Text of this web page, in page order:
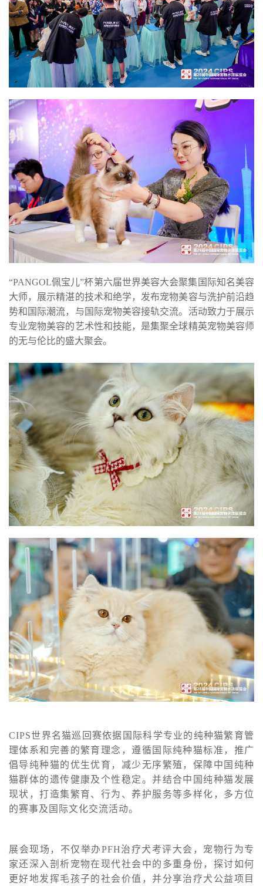
“PANGOL佩宝儿”杯第六届世界美容大会聚集国际知名美容
大师，展示精湛的技术和绝学，发布宠物美容与洗护前沿趋
势和国际潮流，与国际宠物美容接轨交流。活动致力于展示
专业宠物美容的艺术性和技能，是集聚全球精英宠物美容师
的无与伦比的盛大聚会。
CIPS世界名猫巡回赛依据国际科学专业的纯种猫繁育管
理体系和完善的繁育理念，遵循国际纯种猫标准，推广
倡导纯种猫的优生优育，减少无序繁殖，保障中国纯种
猫群体的遗传健康及个性稳定。并结合中国纯种猫发展
现状，打造集繁育、行为、养护服务等多样化，多方位
的赛事及国际文化交流活动。
展会现场，不仅举办PFH治疗犬考评大会，宠物行为专
家还深入剖析宠物在现代社会中的多重身份，探讨如何
更好地发挥毛孩子的社会价值，并分享治疗犬公益项目